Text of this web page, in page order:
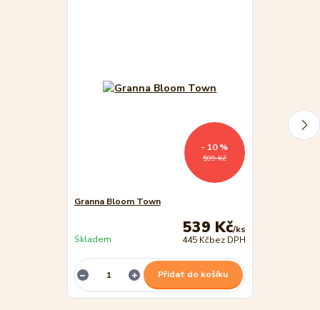
599 Kč
- 10 %
Granna Bloom Town
539 Kč/ks
445 Kčbez DPH
Skladem
Přidat do košíku